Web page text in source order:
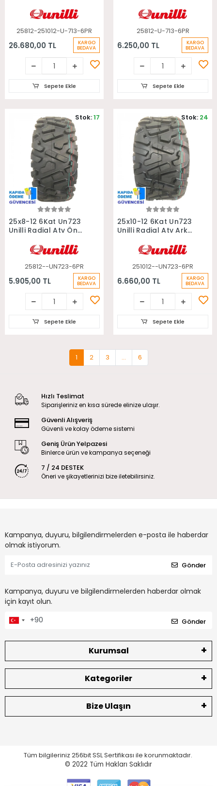
25812-251012-U-713-6PR
26.680,00 TL KARGO
BEDAVA
Sepete Ekle
25812-U-713-6PR
6.250,00 TL KARGO
BEDAVA
Sepete Ekle
Sepete Ekle
25x8-12 6Kat Un723
Unilli Radial Atv Ön
25812--UN723-6PR
5.905,00 TL KARGO
BEDAVA
Stok:17
Sepete Ekle
Sepete Ekle
25x10-12 6Kat Un723
Unilli Radial Atv Arka
251012--UN723-6PR
6.660,00 TL KARGO
BEDAVA
Stok: 24
Sepete Ekle
1 2 3 ... 6
Hızlı Teslimat
Siparişleriniz en kısa sürede elinize ulaşır.
Güvenli Alışveriş
Güvenli ve kolay ödeme sistemi
Geniş Ürün Yelpazesi
Binlerce ürün ve kampanya seçeneği
7 / 24 DESTEK
Öneri ve şikayetlerinizi bize iletebilirsiniz.
Kampanya, duyuru, bilgilendirmelerden e-posta ile haberdar
olmak istiyorum.
Gönder
Kampanya, duyuru ve bilgilendirmelerden haberdar olmak
için kayıt olun.
Gönder
Kurumsal
Kategoriler
Bize Ulaşın
Tüm bilgileriniz 256bit SSL Sertifikası ile korunmaktadır.
© 2022 Tüm Hakları Saklıdır